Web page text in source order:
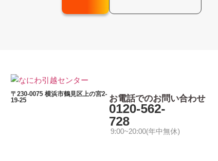
〒230-0075 横浜市鶴見区上の宮2-
19-25
お電話でのお問い合わせ
0120-562-
728
9:00~20:00(年中無休)